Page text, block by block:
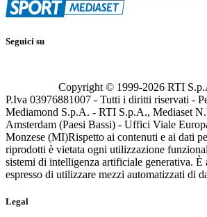
Seguici su
Copyright © 1999-2026 RTI
P.Iva 03976881007 - Tutti i diritti riservati -
Mediamond S.p.A. - RTI S.p.A., Mediaset
Amsterdam (Paesi Bassi) - Uffici Viale
Monzese (MI)Rispetto ai contenuti e ai dati
riprodotti è vietata ogni utilizzazione
sistemi di intelligenza artificiale generativa. È
espresso di utilizzare mezzi automatizzati di
Legal